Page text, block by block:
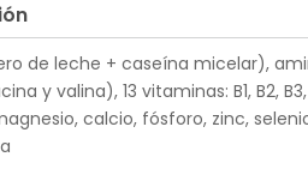
de leche + caseína micelar),
y valina), 13 vitaminas: B1, B2, B3,
calcio, fósforo, zinc,